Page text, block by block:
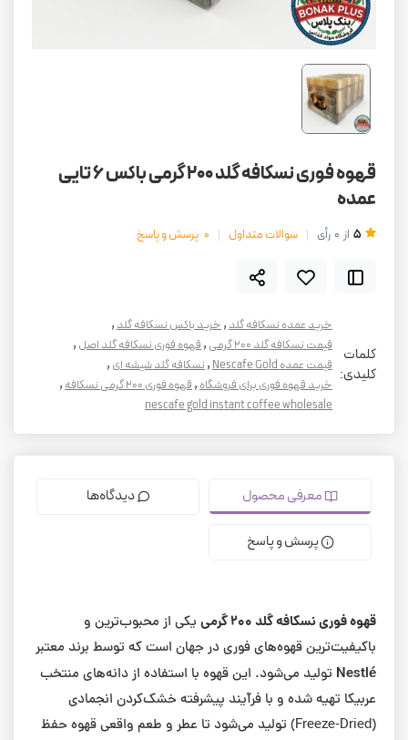
قهوه فوری نسکافه گلد 200 گرمی باکس 6 تایی
عمده
5 از 0 رأی سوالات متداول 0 پرسش و پاسخ
کلمات
کلیدی:
خرید عمده نسکافه گلد,خرید باکس نسکافه گلد,
قیمت نسکافه گلد ۲۰۰ گرمی ,قهوه فوری نسکافه گلد اصل ,
قیمت عمده Nescafe Gold ,نسکافه گلد شیشه ای ,
خرید قهوه فوری برای فروشگاه,قهوه فوری ۲۰۰ گرمی نسکافه ,
nescafe gold instant coffee wholesale
معرفی محصول دیدگاه‌ها
پرسش و پاسخ
قهوه فوری نسکافه گلد ۲۰۰ گرمی
یکی از محبوب‌ترین و
باکیفیت‌ترین قهوه‌های فوری در جهان است که توسط برند معتبر
Nestlé تولید می‌شود. این قهوه با استفاده از دانه‌های منتخب
عربیکا تهیه شده و با فرآیند پیشرفته خشک‌کردن انجمادی
(Freeze‑Dried) تولید می‌شود تا عطر و طعم واقعی قهوه حفظ